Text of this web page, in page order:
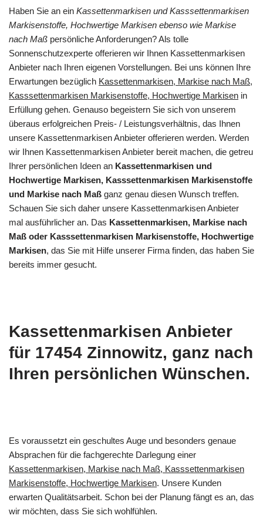
Haben Sie an ein Kassettenmarkisen und Kasssettenmarkisen
Markisenstoffe, Hochwertige Markisen ebenso wie Markise
nach Maß persönliche Anforderungen? Als tolle
Sonnenschutzexperte offerieren wir Ihnen Kassettenmarkisen
Anbieter nach Ihren eigenen Vorstellungen. Bei uns können Ihre
Erwartungen bezüglich Kassettenmarkisen, Markise nach Maß,
Kasssettenmarkisen Markisenstoffe, Hochwertige Markisen in
Erfüllung gehen. Genauso begeistern Sie sich von unserem
überaus erfolgreichen Preis- / Leistungsverhältnis, das Ihnen
unsere Kassettenmarkisen Anbieter offerieren werden. Werden
wir Ihnen Kassettenmarkisen Anbieter bereit machen, die getreu
Ihrer persönlichen Ideen an Kassettenmarkisen und
Hochwertige Markisen, Kasssettenmarkisen Markisenstoffe
und Markise nach Maß ganz genau diesen Wunsch treffen.
Schauen Sie sich daher unsere Kassettenmarkisen Anbieter
mal ausführlicher an. Das Kassettenmarkisen, Markise nach
Maß oder Kasssettenmarkisen Markisenstoffe, Hochwertige
Markisen, das Sie mit Hilfe unserer Firma finden, das haben Sie
bereits immer gesucht.
Kassettenmarkisen Anbieter
für 17454 Zinnowitz, ganz nach
Ihren persönlichen Wünschen.
Es voraussetzt ein geschultes Auge und besonders genaue
Absprachen für die fachgerechte Darlegung einer
Kassettenmarkisen, Markise nach Maß, Kasssettenmarkisen
Markisenstoffe, Hochwertige Markisen. Unsere Kunden
erwarten Qualitätsarbeit. Schon bei der Planung fängt es an, das
wir möchten, dass Sie sich wohlfühlen.